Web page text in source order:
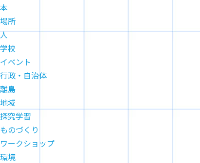
本
場所
人
学校
イベント
行政・自治体
離島
地域
探究学習
ものづくり
ワークショップ
環境